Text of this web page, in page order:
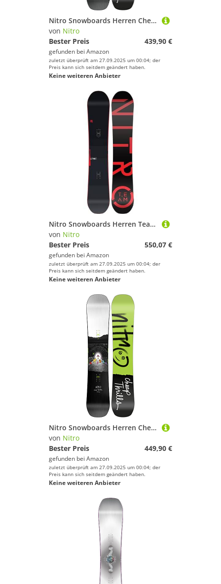
Nitro Snowboards Herren Cheap TRILLS BRD ´23, Freestyleboard, Twin, Flat-Out Rocker, Urban
von Nitro
Bester Preis
439,90 €
gefunden bei Amazon
zuletzt überprüft am 27.09.2025 um 00:04; der
Preis kann sich seitdem geändert haben.
Keine weiteren Anbieter
Nitro Snowboards Herren Team PRO BRD ´23, Freestyleboard, Directional Twin, Trüe Camber, All-Terrain
von Nitro
Bester Preis
550,07 €
gefunden bei Amazon
zuletzt überprüft am 27.09.2025 um 00:04; der
Preis kann sich seitdem geändert haben.
Keine weiteren Anbieter
Nitro Snowboards Herren Cheap TRILLS BRD ´23, Freestyleboard, Twin, Flat-Out Rocker, Urban
von Nitro
Bester Preis
449,90 €
gefunden bei Amazon
zuletzt überprüft am 27.09.2025 um 00:04; der
Preis kann sich seitdem geändert haben.
Keine weiteren Anbieter